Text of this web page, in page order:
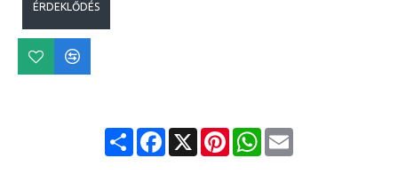
ÉRDEKLŐDÉS
ShareFacebook
X PinterestWhatsApp
Email